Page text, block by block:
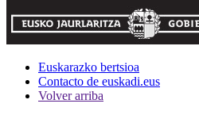
Euskarazko bertsioa
Contacto de euskadi.eus
Volver arriba